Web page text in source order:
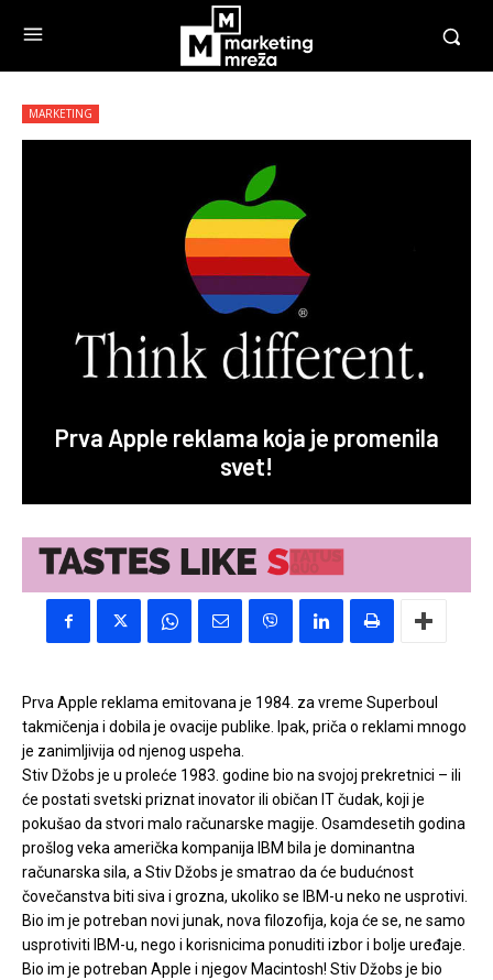
MARKETING
Prva Apple reklama koja je promenila
svet!
Prva Apple reklama emitovana je 1984. za vreme Superboul
takmičenja i dobila je ovacije publike. Ipak, priča o reklami mnogo
je zanimljivija od njenog uspeha.
Stiv Džobs je u proleće 1983. godine bio na svojoj prekretnici – ili
će postati svetski priznat inovator ili običan IT čudak, koji je
pokušao da stvori malo računarske magije. Osamdesetih godina
prošlog veka američka kompanija IBM bila je dominantna
računarska sila, a Stiv Džobs je smatrao da će budućnost
čovečanstva biti siva i grozna, ukoliko se IBM-u neko ne usprotivi.
Bio im je potreban novi junak, nova filozofija, koja će se, ne samo
usprotiviti IBM-u, nego i korisnicima ponuditi izbor i bolje uređaje.
Bio im je potreban Apple i njegov Macintosh! Stiv Džobs je bio